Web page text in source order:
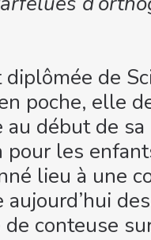
de
poche, elle
au début de
les
lieu à une
aujourd’hui
conteuse